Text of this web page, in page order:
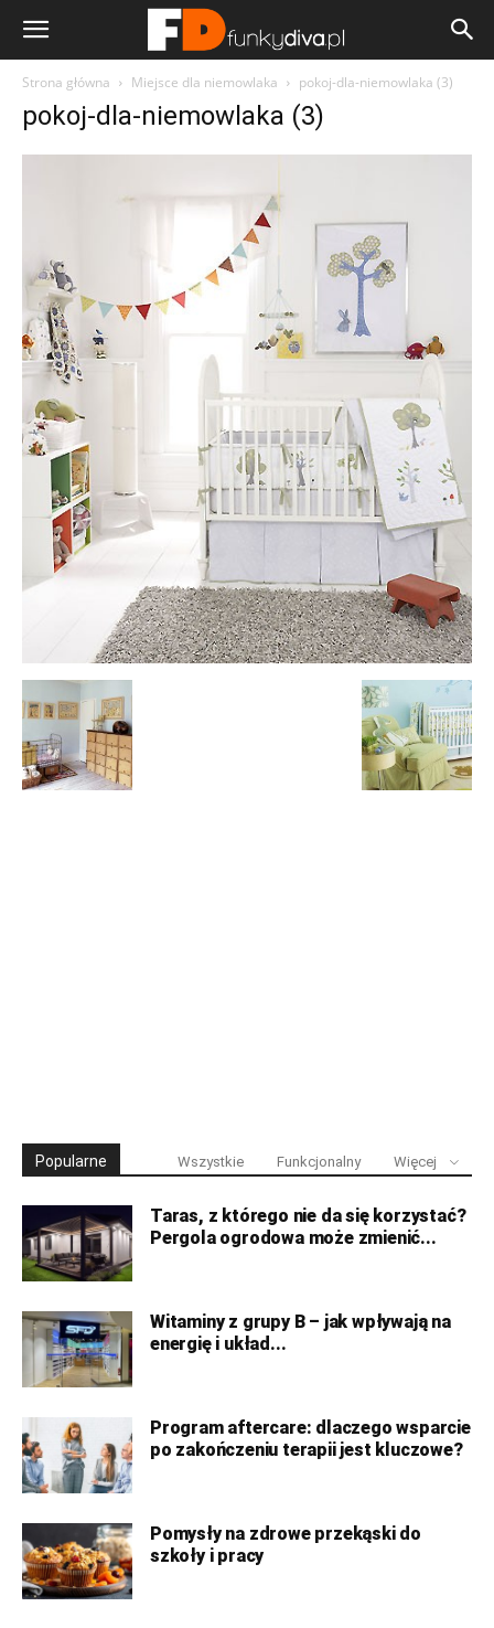
Strona główna Miejsce dla niemowlaka pokoj-dla-niemowlaka (3)
pokoj-dla-niemowlaka (3)
Popularne Wszystkie Funkcjonalny Więcej
Taras, z którego nie da się korzystać?
Pergola ogrodowa może zmienić...
Witaminy z grupy B – jak wpływają na
energię i układ...
Program aftercare: dlaczego wsparcie
po zakończeniu terapii jest kluczowe?
Pomysły na zdrowe przekąski do
szkoły i pracy